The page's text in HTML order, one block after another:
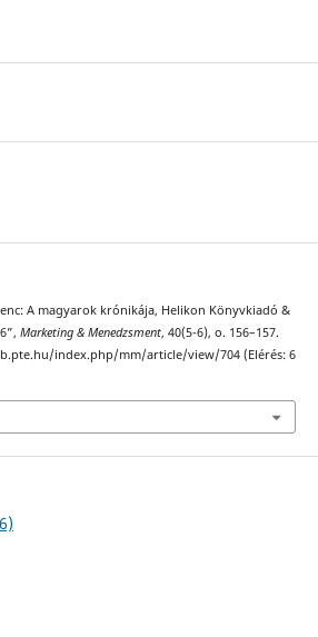
A magyarok krónikája, Helikon Könyvkiadó &
Marketing & Menedzsment, 40(5-6), o. 156–157.
index.php/mm/article/view/704 (Elérés: 6